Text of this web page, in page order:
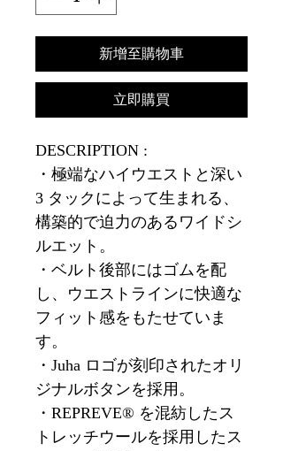
新增至購物車
立即購買
DESCRIPTION :
・極端なハイウエストと深い
3 タックによって生まれる、
構築的で迫力のあるワイドシ
ルエット。
・ベルト後部にはゴムを配
し、ウエストラインに快適な
フィット感をもたせていま
す。
・Juha ロゴが刻印されたオリ
ジナルボタンを採用。
・REPREVE® を混紡したス
トレッチウールを採用したス